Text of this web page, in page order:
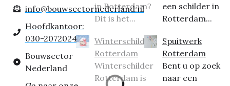
info@bouwsectornederland.nl
Hoofdkantoor:
030-2072024
Bouwsector
Nederland
in Rotterdam?
Dit is het...
Winterschilder
Rotterdam
Winterschilder
Rotterdam is
een schilder in
Rotterdam...
Spuitwerk
Rotterdam
Bent u op zoek
naar een